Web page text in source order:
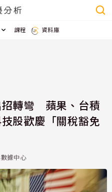
課程 資料庫
招轉彎 蘋果、台積
股歡慶「關稅豁免
據中心